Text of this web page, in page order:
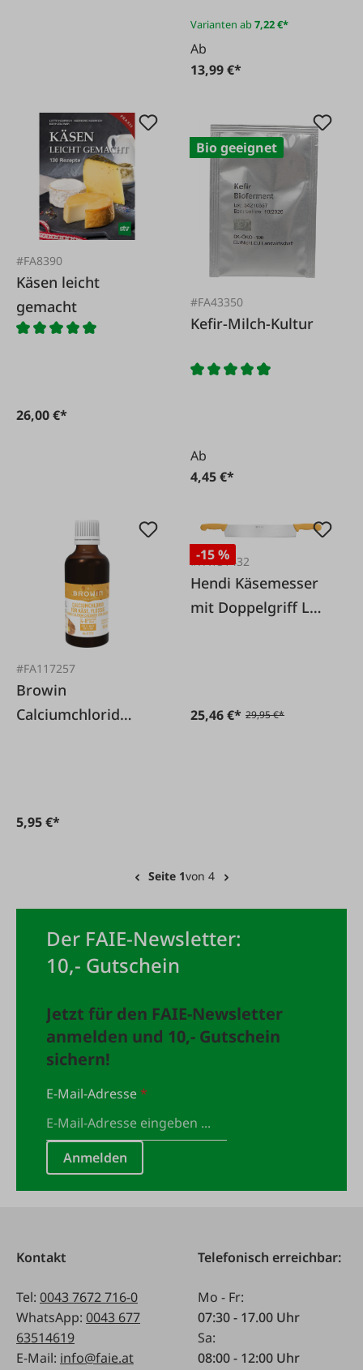
Varianten ab7,22 €*
Ab
13,99 €*
#FA8390
Käsen leicht
gemacht
26,00 €*
Bio geeignet
#FA43350
Kefir-Milch-Kultur
Ab
4,45 €*
#FA117257
Browin
Calciumchlorid
5,95 €*
-15 %
#FA131432
Hendi Käsemesser
mit Doppelgriff L
25,46 €* 29,95 €*
Seite 1von 4
Der FAIE-Newsletter:
10,- Gutschein
Jetzt für den FAIE-Newsletter
anmelden und 10,- Gutschein
sichern!
E-Mail-Adresse*
Anmelden
Kontakt
Tel: 0043 7672 716-0
WhatsApp: 0043 677
63514619
E-Mail: info@faie.at
Telefonisch erreichbar:
Mo - Fr:
07:30 - 17.00 Uhr
Sa:
08:00 - 12:00 Uhr